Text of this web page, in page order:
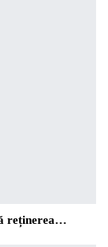
reținerea…